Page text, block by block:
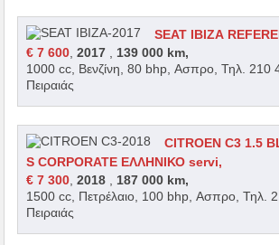
SEAT IBIZA
€ 7 600 ,2017
139 000 km,
1000 cc, Βενζίνη, 80 bhp, Ασπρο, Τηλ. 210
Πειραιάς
CITROEN C3 1.5
S CORPORATE ΕΛΛΗΝΙΚΟ servi,
€ 7 300 ,2018
187 000 km,
1500 cc, Πετρέλαιο, 100 bhp, Ασπρο, Τηλ.
Πειραιάς